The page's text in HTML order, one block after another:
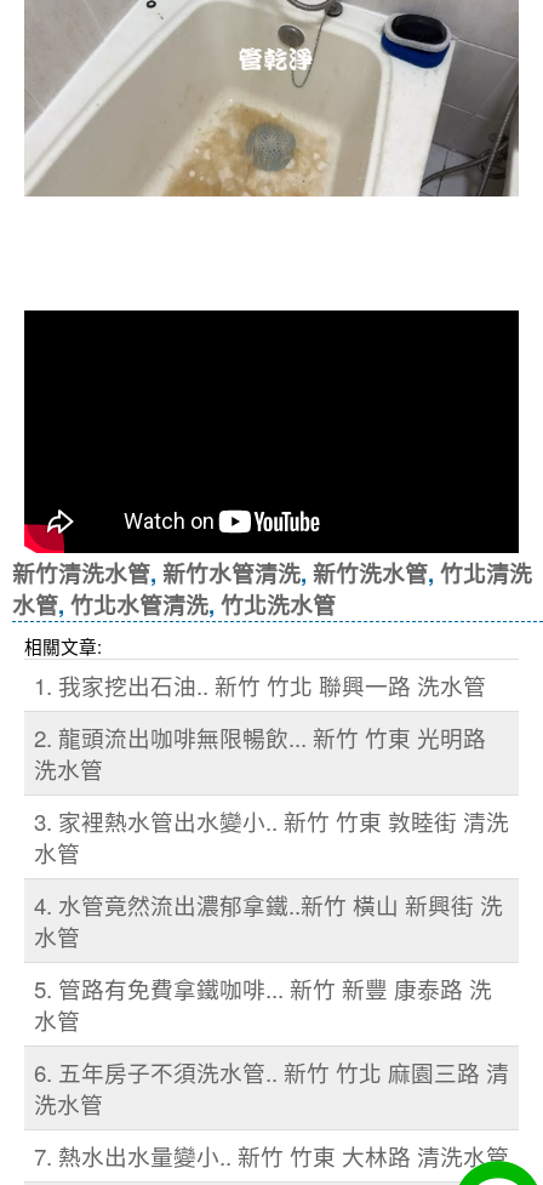
新竹清洗水管, 新竹水管清洗, 新竹洗水管, 竹北清洗
水管, 竹北水管清洗, 竹北洗水管
相關文章:
1. 我家挖出石油.. 新竹 竹北 聯興一路 洗水管
2. 龍頭流出咖啡無限暢飲... 新竹 竹東 光明路
洗水管
3. 家裡熱水管出水變小.. 新竹 竹東 敦睦街 清洗
水管
4. 水管竟然流出濃郁拿鐵..新竹 橫山 新興街 洗
水管
5. 管路有免費拿鐵咖啡... 新竹 新豐 康泰路 洗
水管
6. 五年房子不須洗水管.. 新竹 竹北 麻園三路 清
洗水管
7. 熱水出水量變小.. 新竹 竹東 大林路 清洗水管